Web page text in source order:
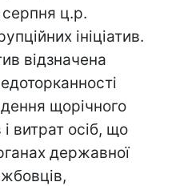
серпня ц.р.
ініціатив.
відзначена
щорічного
витрат осіб, що
державної